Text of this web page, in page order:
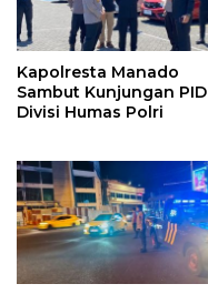
Kapolresta Manado
Sambut Kunjungan PID
Divisi Humas Polri